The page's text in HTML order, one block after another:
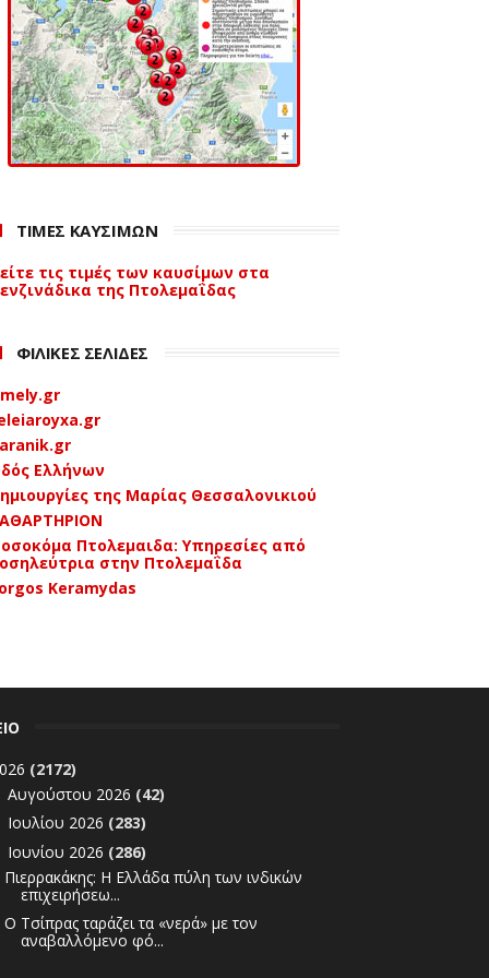
ΤΙΜΕΣ ΚΑΥΣΙΜΩΝ
τις τιμές των καυσίμων στα
της Πτολεμαΐδας
ΦΙΛΙΚΕΣ ΣΕΛΙΔΕΣ
Ελλήνων
της Μαρίας Θεσσαλονικιού
Πτολεμαιδα: Υπηρεσίες από
στην Πτολεμαΐδα
Keramydas
(2172)
Αυγούστου 2026 (42)
Ιουλίου 2026 (283)
Ιουνίου 2026 (286)
Πιερρακάκης: Η Ελλάδα πύλη των ινδικών
επιχειρήσεω...
Ο Τσίπρας ταράζει τα «νερά» με τον
αναβαλλόμενο φό...